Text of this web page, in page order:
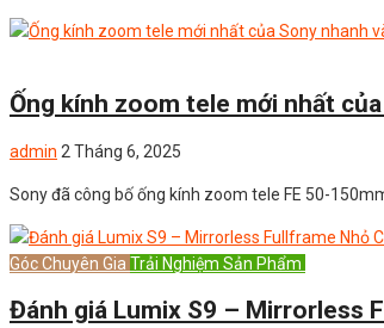
Ống kính zoom tele mới nhất
admin 2 Tháng 6, 2025
Sony đã công bố ống kính zoom tele FE 50-
Góc Chuyên Gia Trải Nghiệm Sản Phẩm
Đánh giá Lumix S9 – Mirrorless